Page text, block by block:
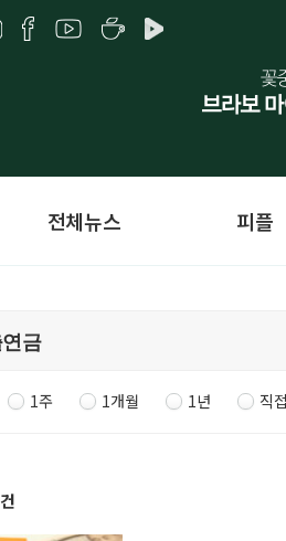
전체뉴스 피플
1주 1개월 1년 직
건